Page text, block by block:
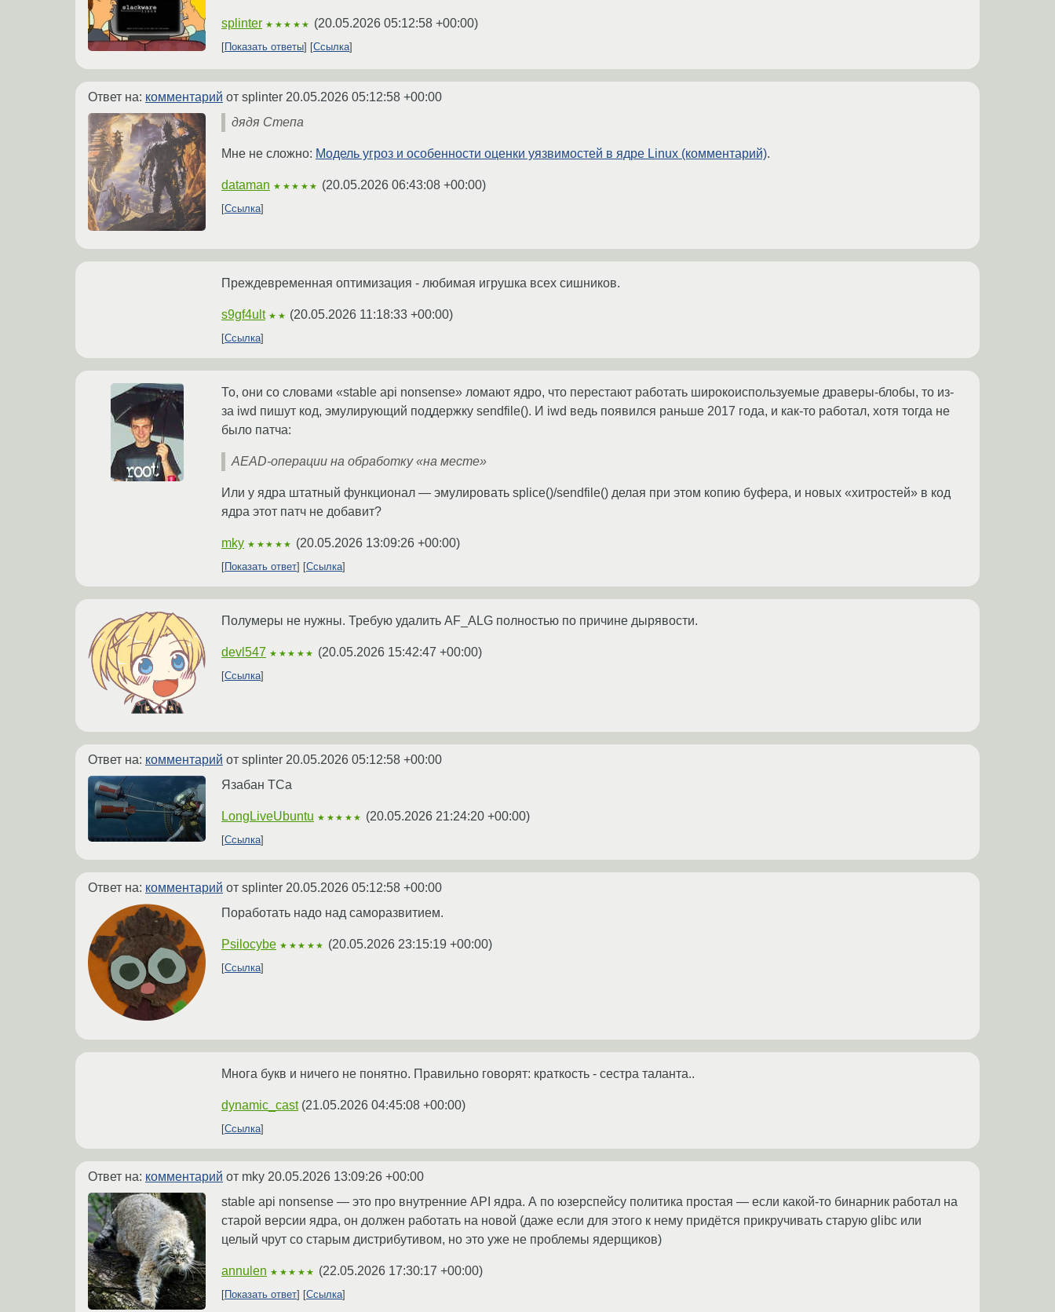
splinter ★★★★★ (20.05.2026 05:12:58 +00:00)
Показать ответы Ссылка
Ответ на: комментарий от splinter 20.05.2026 05:12:58 +00:00
дядя Степа
Мне не сложно: Модель угроз и особенности оценки уязвимостей в ядре Linux (комментарий).
dataman ★★★★★ (20.05.2026 06:43:08 +00:00)
Ссылка
Преждевременная оптимизация - любимая игрушка всех сишников.
s9gf4ult ★★ (20.05.2026 11:18:33 +00:00)
Ссылка
То, они со словами «stable api nonsense» ломают ядро, что перестают работать широкоиспользуемые драверы-блобы, то из-
за iwd пишут код, эмулирующий поддержку sendfile(). И iwd ведь появился раньше 2017 года, и как-то работал, хотя тогда не
было патча:
AEAD-операции на обработку «на месте»
Или у ядра штатный функционал — эмулировать splice()/sendfile() делая при этом копию буфера, и новых «хитростей» в код
ядра этот патч не добавит?
mky ★★★★★ (20.05.2026 13:09:26 +00:00)
Показать ответ Ссылка
Полумеры не нужны. Требую удалить AF_ALG полностью по причине дырявости.
devl547 ★★★★★ (20.05.2026 15:42:47 +00:00)
Ссылка
Ответ на: комментарий от splinter 20.05.2026 05:12:58 +00:00
Язабан ТСа
LongLiveUbuntu ★★★★★ (20.05.2026 21:24:20 +00:00)
Ссылка
Ответ на: комментарий от splinter 20.05.2026 05:12:58 +00:00
Поработать надо над саморазвитием.
Psilocybe ★★★★★ (20.05.2026 23:15:19 +00:00)
Ссылка
Многа букв и ничего не понятно. Правильно говорят: краткость - сестра таланта..
dynamic_cast (21.05.2026 04:45:08 +00:00)
Ссылка
Ответ на: комментарий от mky 20.05.2026 13:09:26 +00:00
stable api nonsense — это про внутренние API ядра. А по юзерспейсу политика простая — если какой-то бинарник работал на
старой версии ядра, он должен работать на новой (даже если для этого к нему придётся прикручивать старую glibc или
целый чрут со старым дистрибутивом, но это уже не проблемы ядерщиков)
annulen ★★★★★ (22.05.2026 17:30:17 +00:00)
Показать ответ Ссылка